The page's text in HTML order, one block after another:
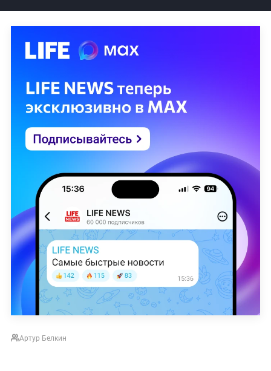
Артур Белкин